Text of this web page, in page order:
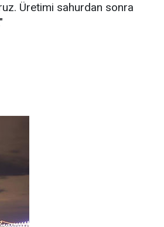
Üretimi sahurdan sonra